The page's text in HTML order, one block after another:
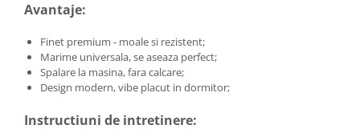
Avantaje:
Finet premium - moale si rezistent;
Marime universala, se aseaza perfect;
Spalare la masina, fara calcare;
Design modern, vibe placut in dormitor;
Instructiuni de intretinere: